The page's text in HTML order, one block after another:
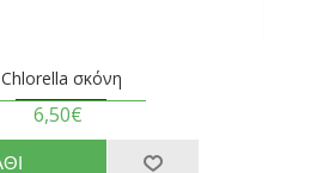
Chlorella σκόνη
6,50€